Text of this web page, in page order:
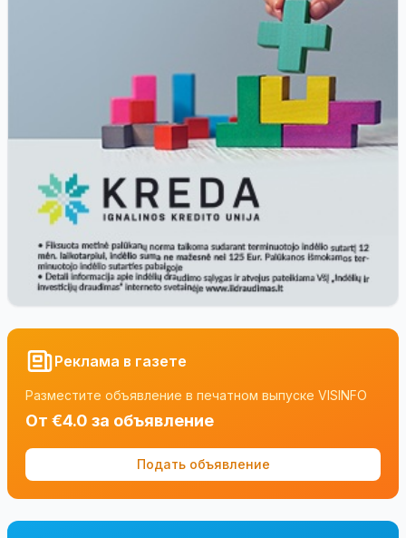
Реклама в газете
Разместите объявление в печатном выпуске VISINFO
От €4.0 за объявление
Подать объявление